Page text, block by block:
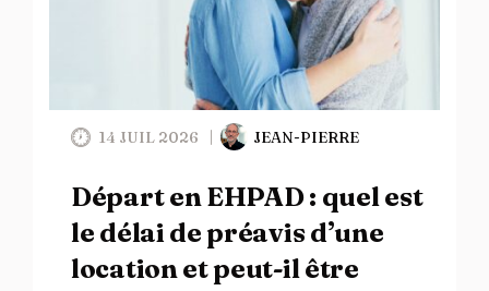
14 JUIL 2026 JEAN-PIERRE
Départ en EHPAD : quel est
le délai de préavis d’une
location et peut-il être